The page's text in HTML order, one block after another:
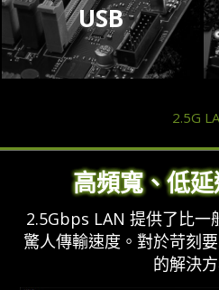
USB
2.5G
高頻寬、低
2.5Gbps LAN 提供了比
驚人傳輸速度。對於苛刻
的解決方